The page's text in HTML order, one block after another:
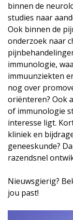
binnen de
studies naar
Ook binnen de
onderzoek naar
immunologie,
immuunziekten
nog over
oriënteren? Ook
of immunologie
interesse ligt.
kliniek en
geneeskunde?
razendsnel
Nieuwsgierig?
jou past!